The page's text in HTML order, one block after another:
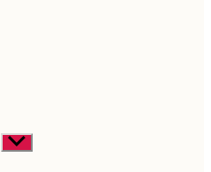
Untermenü
anzeigen